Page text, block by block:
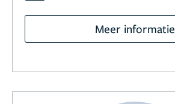
Meer informatie